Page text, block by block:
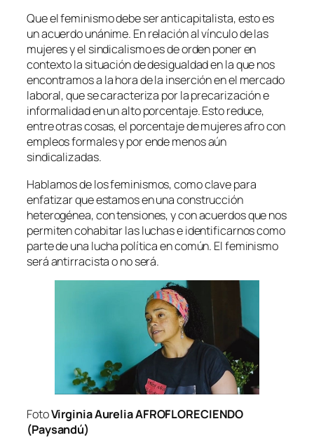
Que el feminismo debe ser anticapitalista, esto es
un acuerdo unánime. En relación al vínculo de las
mujeres y el sindicalismo es de orden poner en
contexto la situación de desigualdad en la que nos
encontramos a la hora de la inserción en el mercado
laboral, que se caracteriza por la precarización e
informalidad en un alto porcentaje. Esto reduce,
entre otras cosas, el porcentaje de mujeres afro con
empleos formales y por ende menos aún
sindicalizadas.
Hablamos de los feminismos, como clave para
enfatizar que estamos en una construcción
heterogénea, con tensiones, y con acuerdos que nos
permiten cohabitar las luchas e identificarnos como
parte de una lucha política en común. El feminismo
será antirracista o no será.
FotoVirginia Aurelia AFROFLORECIENDO
(Paysandú)